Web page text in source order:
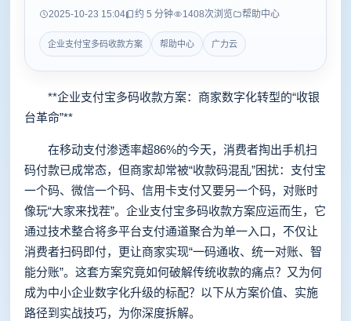
2025-10-23 15:04 约 5 分钟 1408次浏览 帮助中心
企业支付宝多码收款方案 帮助中心 广力云
**企业支付宝多码收款方案：商家数字化转型的“收银
台革命”**
在移动支付渗透率超86%的今天，消费者掏出手机扫
码付款已成常态，但商家却常被“收款码混乱”困扰：支付宝
一个码、微信一个码、信用卡支付又要另一个码，对账时
像玩“大家来找茬”。企业支付宝多码收款方案应运而生，它
通过技术整合将多平台支付通道聚合为单一入口，不仅让
消费者扫码即付，更让商家实现“一码通收、统一对账、智
能分账”。这套方案究竟如何破解传统收款的痛点？又为何
成为中小企业数字化升级的标配？以下从方案价值、实施
路径到实战技巧，为你深度拆解。